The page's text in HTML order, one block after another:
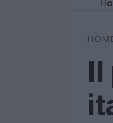
Il